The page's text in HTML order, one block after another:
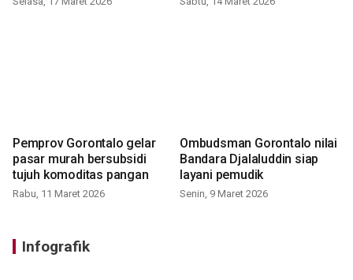
Pemprov Gorontalo gelar
pasar murah bersubsidi
tujuh komoditas pangan
Rabu, 11 Maret 2026
Ombudsman Gorontalo nilai
Bandara Djalaluddin siap
layani pemudik
Senin, 9 Maret 2026
Infografik